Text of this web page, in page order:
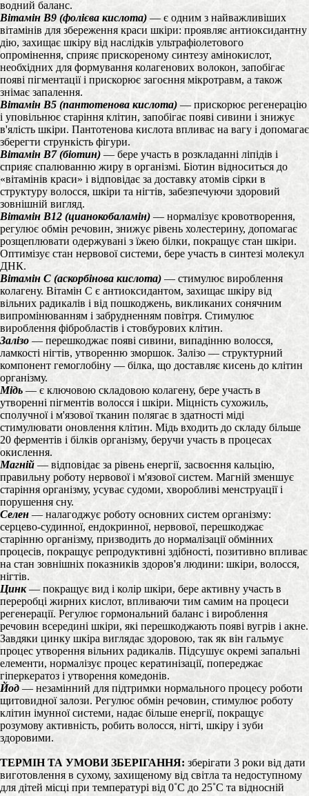
водний баланс.
Вітамін B9 (фолієва кислота) — є одним з найважливіших
вітамінів для збереження краси шкіри: проявляє антиоксидантну
дію, захищає шкіру від наслідків ультрафіолетового
опромінення, сприяє прискореному синтезу амінокислот,
необхідних для формування колагенових волокон, запобігає
появі пігментації і прискорює загоєння мікротравм, а також
знімає запалення.
Вітамін B5 (пантотенова кислота) — прискорює регенерацію
і уповільнює старіння клітин, запобігає появі сивини і знижує
в'ялість шкіри. Пантотенова кислота впливає на вагу і допомагає
зберегти стрункість фігури.
Вітамін B7 (біотин)— бере участь в розкладанні ліпідів і
сприяє спалюванню жиру в організмі. Біотин відноситься до
«вітамінів краси» і відповідає за доставку атомів сірки в
структуру волосся, шкіри та нігтів, забезпечуючи здоровий
зовнішній вигляд.
Вітамін B12 (цианокобаламін)— нормалізує кровотворення,
регулює обмін речовин, знижує рівень холестерину, допомагає
розщеплювати одержувані з їжею білки, покращує стан шкіри.
Оптимізує стан нервової системи, бере участь в синтезі молекул
ДНК.
Вітамін С (аскорбінова кислота) — стимулює вироблення
колагену. Вітамін С є антиоксидантом, захищає шкіру від
вільних радикалів і від пошкоджень, викликаних сонячним
випромінюванням і забрудненням повітря. Стимулює
вироблення фібробластів і стовбурових клітин.
Залізо— перешкоджає появі сивини, випадінню волосся,
ламкості нігтів, утворенню зморшок. Залізо — структурний
компонент гемоглобіну — білка, що доставляє кисень до клітин
організму.
Мідь— є ключовою складовою колагену, бере участь в
утворенні пігментів волосся і шкіри. Міцність сухожиль,
сполучної і м'язової тканин полягає в здатності міді
стимулювати оновлення клітин. Мідь входить до складу більше
20 ферментів і білків організму, беручи участь в процесах
окислення.
Магній— відповідає за рівень енергії, засвоєння кальцію,
правильну роботу нервової і м'язової систем. Магній зменшує
старіння організму, усуває судоми, хворобливі менструації і
порушення сну.
Селен— налагоджує роботу основних систем організму:
серцево-судинної, ендокринної, нервової, перешкоджає
старінню організму, призводить до нормалізації обмінних
процесів, покращує репродуктивні здібності, позитивно впливає
на стан зовнішніх показників здоров'я людини: шкіри, волосся,
нігтів.
Цинк— покращує вид і колір шкіри, бере активну участь в
переробці жирних кислот, впливаючи тим самим на процеси
регенерації. Регулює гормональний баланс і вироблення
речовин всередині шкіри, які перешкоджають появі вугрів і акне.
Завдяки цинку шкіра виглядає здоровою, так як він гальмує
процес утворення вільних радикалів. Підсушує окремі запальні
елементи, нормалізує процес кератинізації, попереджає
гіперкератоз і утворення комедонів.
Йод— незамінний для підтримки нормального процесу роботи
щитовидної залози. Регулює обмін речовин, стимулює роботу
клітин імунної системи, надає більше енергії, покращує
розумову активність, робить волосся, нігті, шкіру і зуби
здоровими.
ТЕРМІН ТА УМОВИ ЗБЕРІГАННЯ: зберігати 3 роки від дати
виготовлення в сухому, захищеному від світла та недоступному
для дітей місці при температурі від 0˚С до 25˚С та відносній